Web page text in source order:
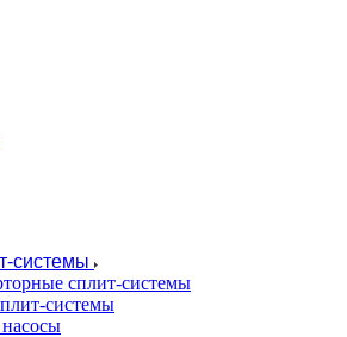
системы
сплит-системы
системы